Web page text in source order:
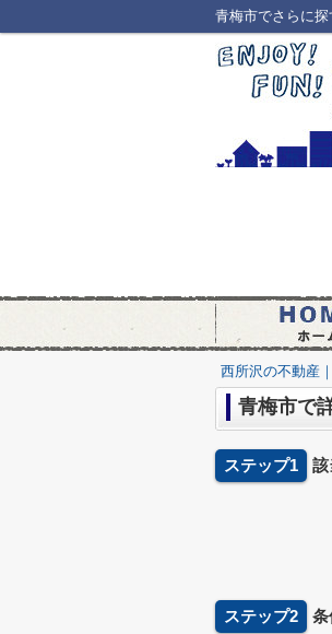
青梅市でさらに
西所沢の不動産
青梅市で
ステップ1 該
ステップ2 条